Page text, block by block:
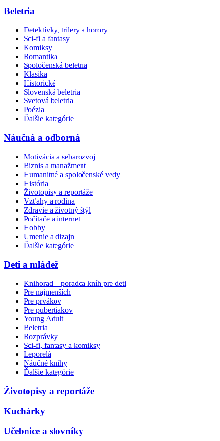
Beletria
Detektívky, trilery a horory
Sci-fi a fantasy
Komiksy
Romantika
Spoločenská beletria
Klasika
Historické
Slovenská beletria
Svetová beletria
Poézia
Ďalšie kategórie
Náučná a odborná
Motivácia a sebarozvoj
Biznis a manažment
Humanitné a spoločenské vedy
História
Životopisy a reportáže
Vzťahy a rodina
Zdravie a životný štýl
Počítače a internet
Hobby
Umenie a dizajn
Ďalšie kategórie
Deti a mládež
Knihorad – poradca kníh pre deti
Pre najmenších
Pre prvákov
Pre pubertiakov
Young Adult
Beletria
Rozprávky
Sci-fi, fantasy a komiksy
Leporelá
Náučné knihy
Ďalšie kategórie
Životopisy a reportáže
Kuchárky
Učebnice a slovníky